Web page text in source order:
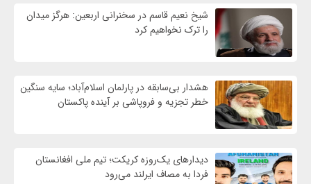
شیخ نعیم قاسم در سخنرانی اربعین: هرگز میدان
را ترک نخواهیم کرد
هشدار بی‌سابقه در پارلمان اسلام‌آباد؛ سایه سنگین
خطر تجزیه و فروپاشی بر آینده پاکستان
دیدارهای یک‌روزه کریکت؛ تیم ملی افغانستان
فردا به مصاف ایرلند می‌رود